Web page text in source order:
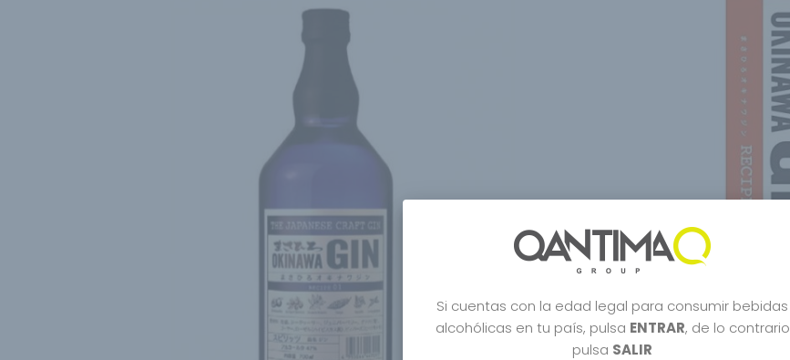
Si cuentas con la edad legal para consumir bebidas
alcohólicas en tu país, pulsa ENTRAR, de lo contrario
pulsa SALIR